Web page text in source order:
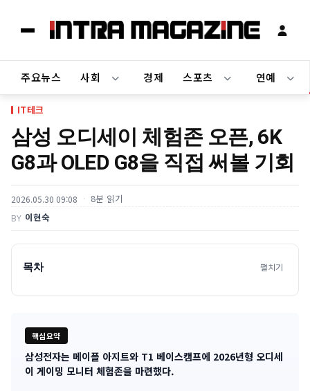
주요뉴스 사회 경제 스포츠 연예
IT테크
삼성 오디세이 체험존 오픈, 6K
G8과 OLED G8을 직접 써볼 기회
2026.05.30 09:08 8분 읽기
BY 이현숙
목차 펼치기
핵심요약
기
삼성전자는 메이플 아지트와 T1 베이스캠프에 2026년형 오디세
이 게이밍 모니터 체험존을 마련했다.